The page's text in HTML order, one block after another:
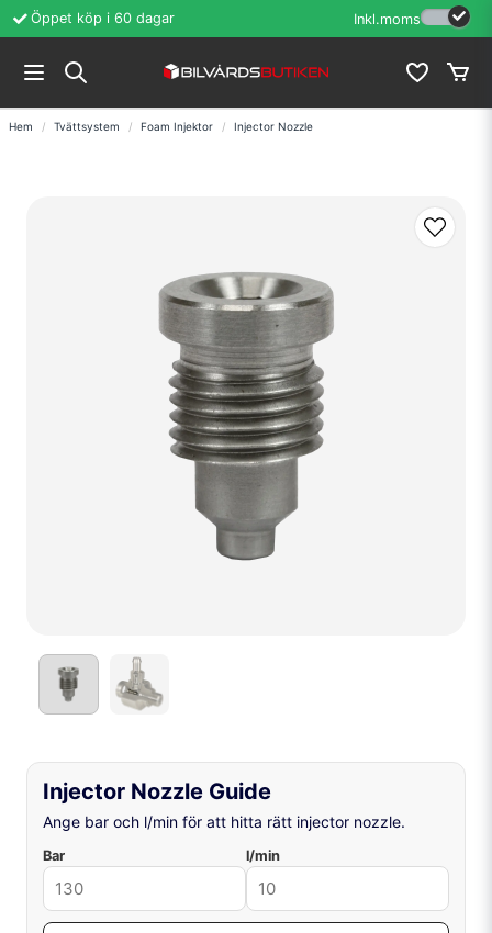
Öppet köp i 60 dagar Erfarenhet sedan
Inkl.moms
Hem Tvättsystem Foam Injektor Injector Nozzle
Injector Nozzle Guide
Ange bar och l/min för att hitta rätt injector nozzle.
Bar l/min